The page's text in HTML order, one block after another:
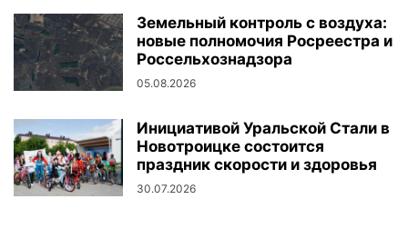
Земельный контроль с воздуха:
новые полномочия Росреестра и
Россельхознадзора
05.08.2026
Инициативой Уральской Стали в
Новотроицке состоится
праздник скорости и здоровья
30.07.2026